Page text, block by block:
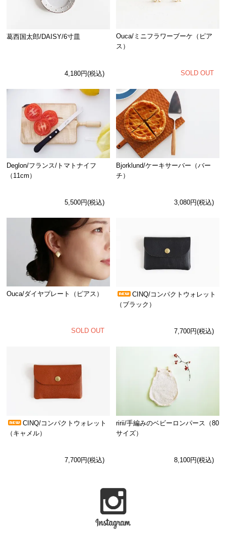
葛西国太郎/DAISY/6寸皿
4,180円(税込)
Ouca/ミニフラワーブーケ（ピア
ス）
SOLD OUT
Deglon/フランス/トマトナイフ
（11cm）
5,500円(税込)
Bjorklund/ケーキサーバー（バー
チ）
3,080円(税込)
Ouca/ダイヤプレート（ピアス）
SOLD OUT
CINQ/コンパクトウォレット
（ブラック）
7,700円(税込)
CINQ/コンパクトウォレット
（キャメル）
7,700円(税込)
ririi/手編みのベビーロンパース（80
サイズ）
8,100円(税込)